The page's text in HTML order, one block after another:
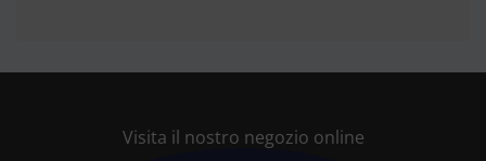
Visita il nostro negozio online